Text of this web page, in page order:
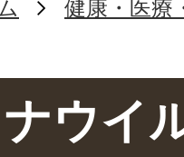
健康・医療
ウイ